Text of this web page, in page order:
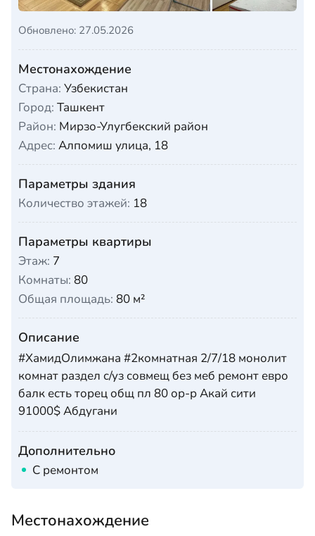
Обновлено: 27.05.2026
Местонахождение
Страна: Узбекистан
Город: Ташкент
Район: Мирзо-Улугбекский район
Адрес: Алпомиш улица, 18
Параметры здания
Количество этажей: 18
Параметры квартиры
Этаж: 7
Комнаты: 80
Общая площадь: 80 м²
Описание
#ХамидОлимжана #2комнатная 2/7/18 монолит
комнат раздел с/уз совмещ без меб ремонт евро
балк есть торец общ пл 80 ор-р Акай сити
91000$ Абдугани
Дополнительно
С ремонтом
Местонахождение